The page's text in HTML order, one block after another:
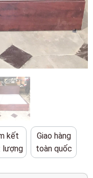
kết
lượng
Giao hàng
toàn quốc